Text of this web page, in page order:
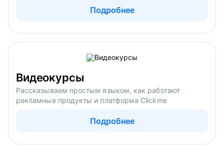
Подробнее
Видеокурсы
Рассказываем простым языком, как работают
рекламные продукты и платформа Clickme
Подробнее